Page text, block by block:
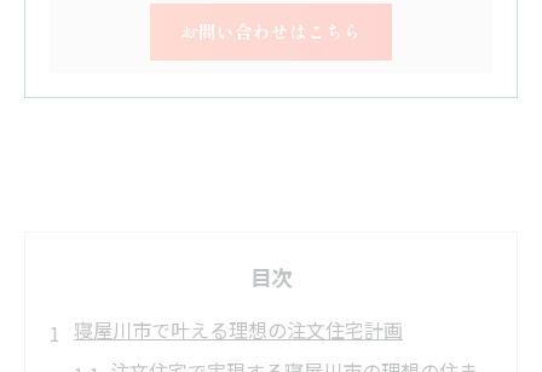
お問い合わせはこちら
目次
寝屋川市で叶える理想の注文住宅計画